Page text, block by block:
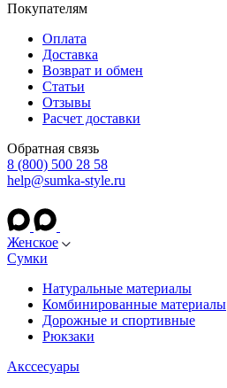
Покупателям
Оплата
Доставка
Возврат и обмен
Статьи
Отзывы
Расчет доставки
Обратная связь
8 (800) 500 28 58
help@sumka-style.ru
Женское
Сумки
Натуральные материалы
Комбинированные материалы
Дорожные и спортивные
Рюкзаки
Акссесуары